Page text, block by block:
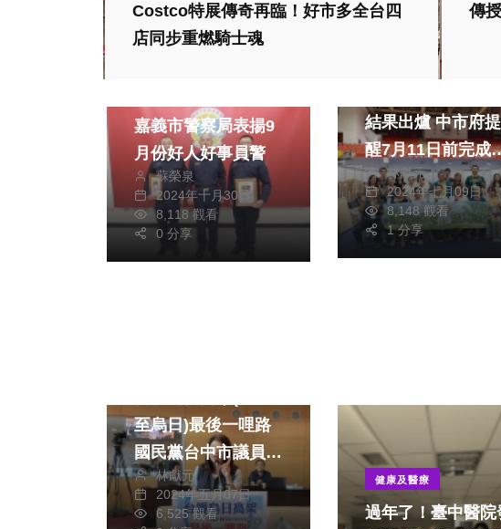
Costco特展傳奇再臨！好市多全台四
店同步重燃騎士魂
傳
嘉義市警察局表揚9
月份好人好事員警
蘇榮泉
2024年十月30日
8,118 觀看
0 分享
結果出爐 中市府提
醒7月11日前完成
到 林獻元
2024年七月09日
8,148 觀看
1 分享
至烏日)最後一哩路
國民黨台中市議員吳
瓊華期待進度能有所
突破及解決方案能夠
林獻元
2024年五月07日
6,525 觀看
健康及醫療
過年了！臺中醫院